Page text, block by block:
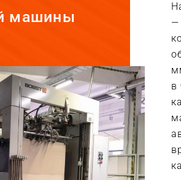
машины
—
в